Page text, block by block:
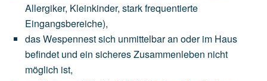
Allergiker, Kleinkinder, starkfrequentierte
Eingangsbereiche),
dasWespennestsich unmittelbar an oder im Haus
befindet und ein sicheresZusammenleben nicht
möglich ist,